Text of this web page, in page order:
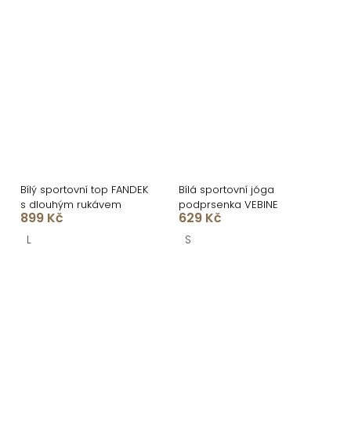
Bílý sportovní top FANDEK
s dlouhým rukávem
899 Kč
L
Bílá sportovní jóga
podprsenka VEBINE
629 Kč
S